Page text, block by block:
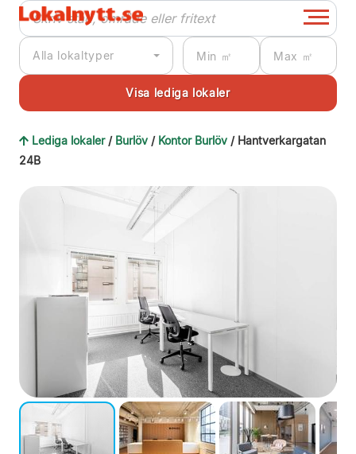
Alla lokaltyper
Lediga lokaler / Burlöv / Kontor Burlöv / Hantverkargatan
24B